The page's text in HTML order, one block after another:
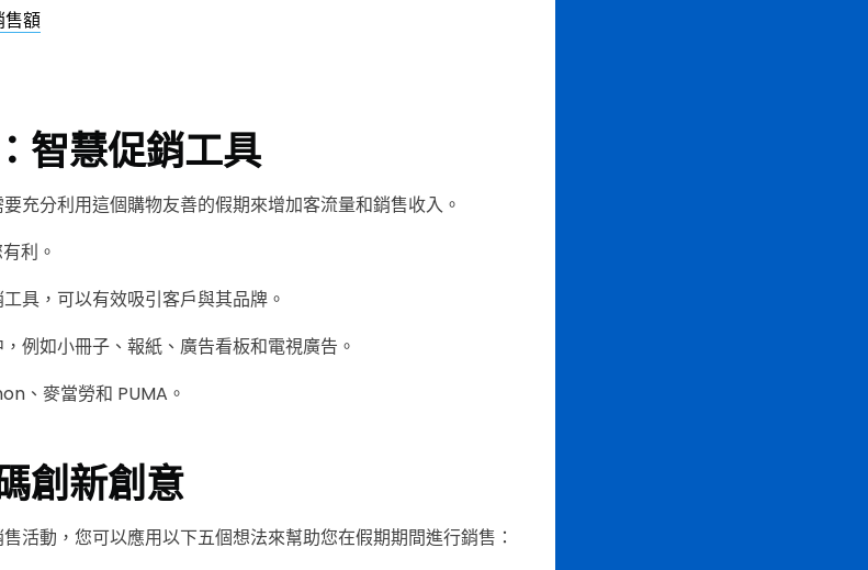
售額
智慧促銷工具
充分利用這個購物友善的假期來增加客流量和銷售收入。
利。
具，可以有效吸引客戶與其品牌。
例如小冊子、報紙、廣告看板和電視廣告。
、麥當勞和 PUMA。
創新創意
活動，您可以應用以下五個想法來幫助您在假期期間進行銷售：